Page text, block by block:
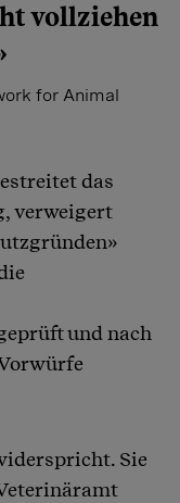
vollziehen
for Animal
das
verweigert
und nach
Sie